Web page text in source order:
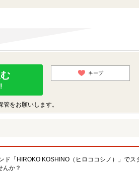
キープ
をお願いします。
「HIROKO KOSHINO（ヒロココシノ）」でス
んか？